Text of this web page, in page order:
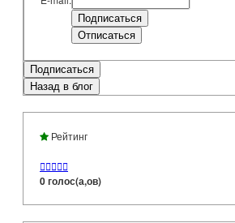
Подписаться
Назад в блог
Рейтинг

0 голос(а,ов)